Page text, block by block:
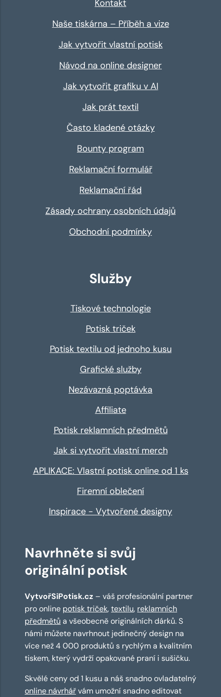
Kontakt
Naše tiskárna – Příběh a vize
Jak vytvořit vlastní potisk
Návod na online designer
Jak vytvořit grafiku v AI
Jak prát textil
Často kladené otázky
Bounty program
Reklamační formulář
Reklamační řád
Zásady ochrany osobních údajů
Obchodní podmínky
Služby
Tiskové technologie
Potisk triček
Potisk textilu od jednoho kusu
Grafické služby
Nezávazná poptávka
Affiliate
Potisk reklamních předmětů
Jak si vytvořit vlastní merch
APLIKACE: Vlastní potisk online od 1 ks
Firemní oblečení
Inspirace - Vytvořené designy
Navrhněte si svůj
originální potisk
VytvořSiPotisk.cz – váš profesionální partner
pro online potisk triček,textilu, reklamních
předmětů a všeobecně originálních dárků. S
námi můžete navrhnout jedinečný design na
více než 4 000 produktů s rychlým a kvalitním
tiskem, který vydrží opakované praní i sušičku.
Skvělé ceny od 1 kusu a náš snadno ovladatelný
online návrhářvám umožní snadno editovat